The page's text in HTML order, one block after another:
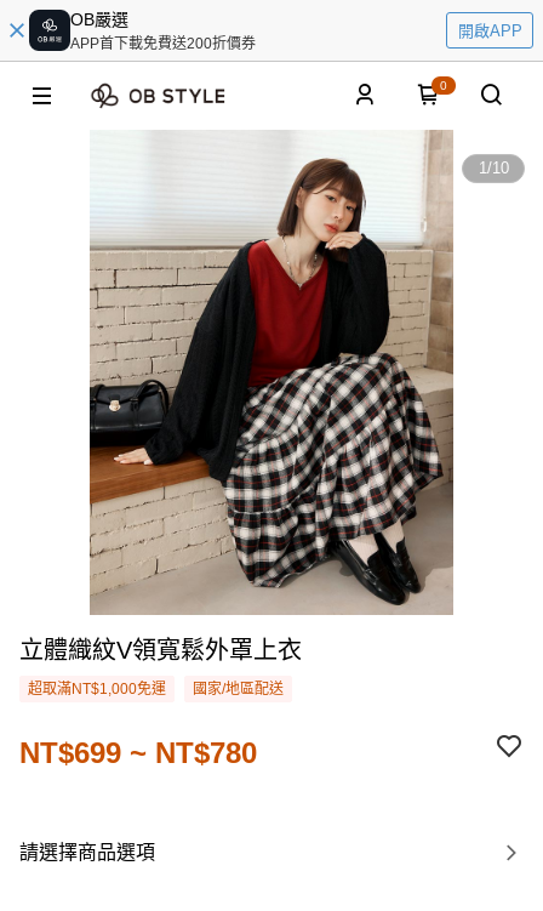
OB嚴選
APP首下載免費送200折價券
開啟APP
0
1/10
立體織紋V領寬鬆外罩上衣
超取滿NT$1,000免運 國家/地區配送
NT$699 ~ NT$780
請選擇商品選項